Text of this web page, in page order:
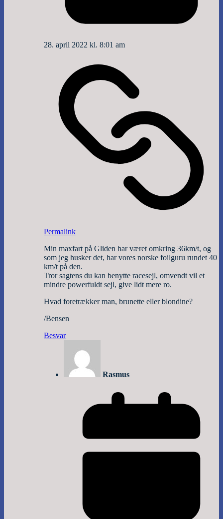
28. april 2022 kl. 8:01 am
Permalink
Min maxfart på Gliden har været omkring 36km/t, og
som jeg husker det, har vores norske foilguru rundet 40
km/t på den.
Tror sagtens du kan benytte racesejl, omvendt vil et
mindre powerfuldt sejl, give lidt mere ro.
Hvad foretrækker man, brunette eller blondine?
/Bensen
Besvar
Rasmus